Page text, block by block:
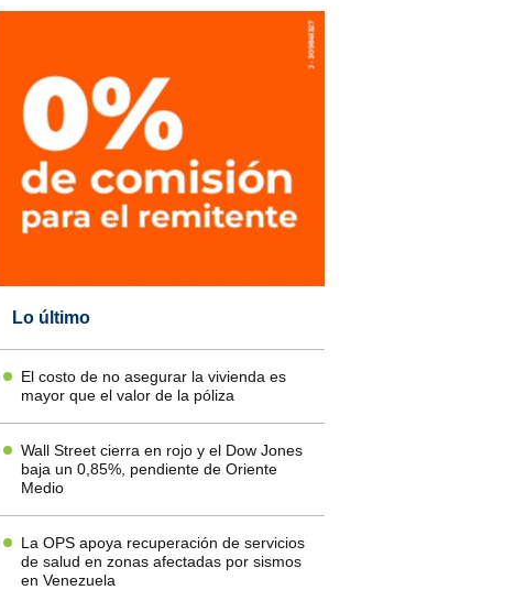
Lo último
El costo de no asegurar la vivienda es
mayor que el valor de la póliza
Wall Street cierra en rojo y el Dow Jones
baja un 0,85%, pendiente de Oriente
Medio
La OPS apoya recuperación de servicios
de salud en zonas afectadas por sismos
en Venezuela